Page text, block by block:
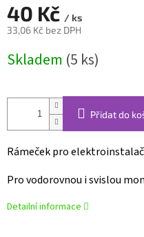
40 Kč / ks
33,06 Kč bez DPH
cena:
Skladem (5 ks)
Přidat do
Rámeček pro
Pro vodorovnou i svislou
Detailní informace